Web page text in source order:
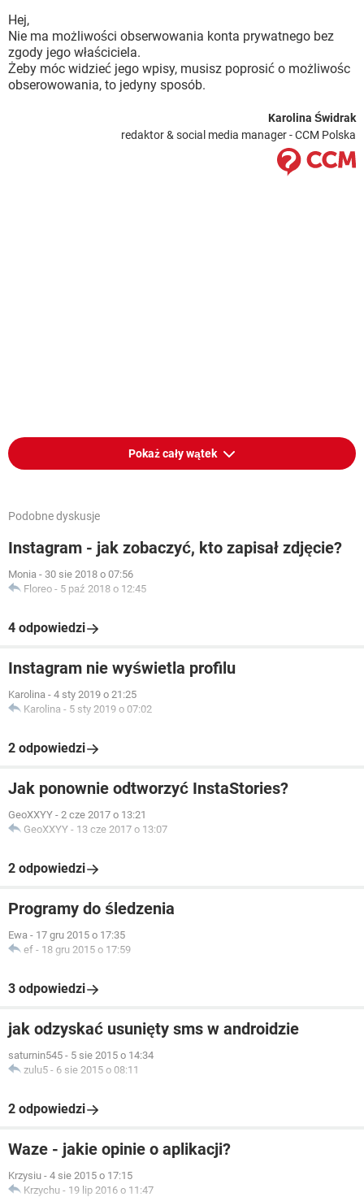
Hej,
Nie ma możliwości obserwowania konta prywatnego bez
zgody jego właściciela.
Żeby móc widzieć jego wpisy, musisz poprosić o możliwośc
obserowowania, to jedyny sposób.
Karolina Świdrak
redaktor & social media manager - CCM Polska
Pokaż cały wątek
Podobne dyskusje
Instagram - jak zobaczyć, kto zapisał zdjęcie?
Monia - 30 sie 2018 o 07:56
Floreo - 5 paź 2018 o 12:45
4 odpowiedzi
Instagram nie wyświetla profilu
Karolina - 4 sty 2019 o 21:25
Karolina - 5 sty 2019 o 07:02
2 odpowiedzi
Jak ponownie odtworzyć InstaStories?
GeoXXYY - 2 cze 2017 o 13:21
GeoXXYY - 13 cze 2017 o 13:07
2 odpowiedzi
Programy do śledzenia
Ewa - 17 gru 2015 o 17:35
ef - 18 gru 2015 o 17:59
3 odpowiedzi
jak odzyskać usunięty sms w androidzie
saturnin545 - 5 sie 2015 o 14:34
zulu5 - 6 sie 2015 o 08:11
2 odpowiedzi
Waze - jakie opinie o aplikacji?
Krzysiu - 4 sie 2015 o 17:15
Krzychu - 19 lip 2016 o 11:47